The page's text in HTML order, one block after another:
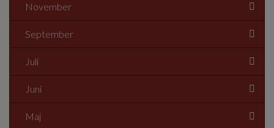
November
September
Juli
Juni
Maj